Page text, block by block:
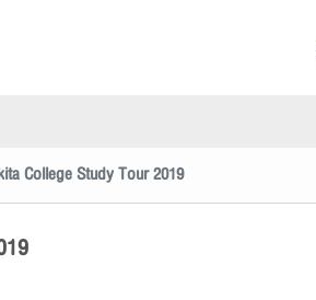
College Study Tour 2019